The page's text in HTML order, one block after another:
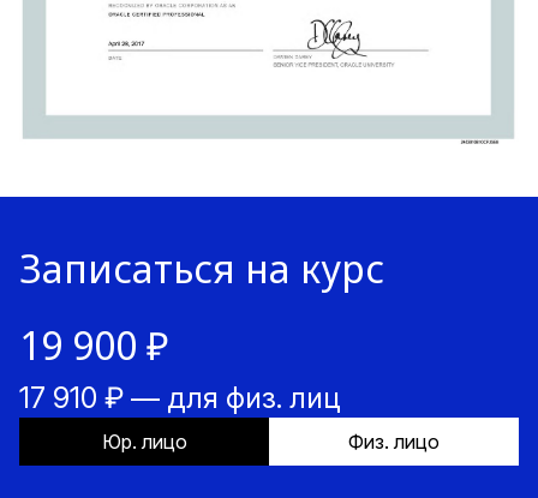
Записаться на курс
19 900 ₽
17 910 ₽ — для физ. лиц
Юр. лицо Физ. лицо